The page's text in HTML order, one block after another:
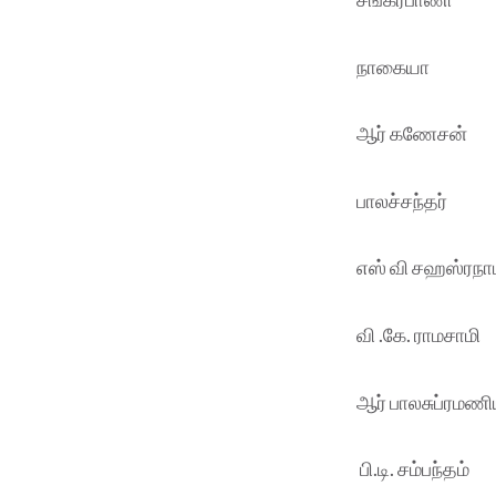
நாகையா
ஆர் கணேசன்
பாலச்சந்தர்
எஸ் வி
வி .கே. ராமசாமி
ஆர்
பி.டி. சம்பந்தம்